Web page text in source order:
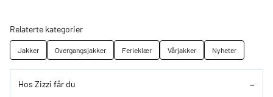
Relaterte kategorier
Jakker Overgangsjakker Ferieklær Vårjakker Nyheter
Hos Zizzi får du